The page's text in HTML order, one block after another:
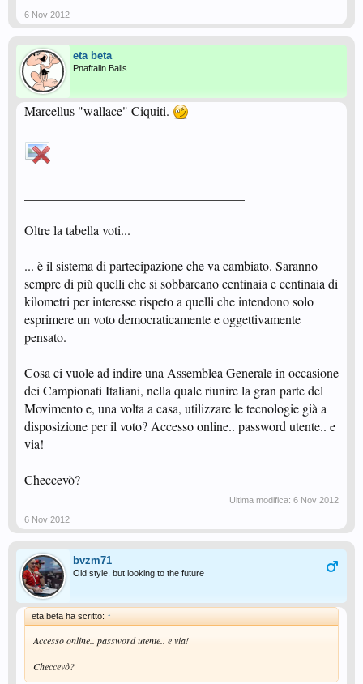
6 Nov 2012
eta beta
Pnaftalin Balls
Marcellus "wallace" Ciquiti.
Oltre la tabella voti...
... è il sistema di partecipazione che va cambiato. Saranno
sempre di più quelli che si sobbarcano centinaia e centinaia di
kilometri per interesse rispeto a quelli che intendono solo
esprimere un voto democraticamente e oggettivamente
pensato.
Cosa ci vuole ad indire una Assemblea Generale in occasione
dei Campionati Italiani, nella quale riunire la gran parte del
Movimento e, una volta a casa, utilizzare le tecnologie già a
disposizione per il voto? Accesso online.. password utente.. e
via!
Checcevò?
Ultima modifica: 6 Nov 2012
6 Nov 2012
bvzm71
Old style, but looking to the future
eta beta ha scritto: ↑
Accesso online.. password utente.. e via!
Checcevò?